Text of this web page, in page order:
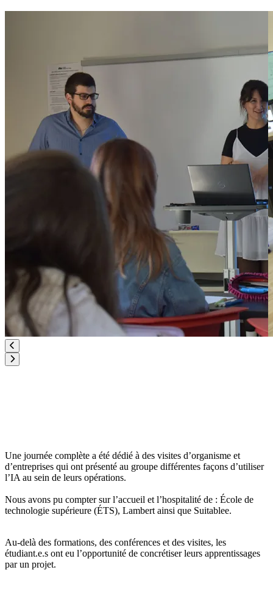
Une journée complète a été dédié à des visites d’organisme et
d’entreprises qui ont présenté au groupe différentes façons d’utiliser
l’IA au sein de leurs opérations.
Nous avons pu compter sur l’accueil et l’hospitalité de : École de
technologie supérieure (ÉTS), Lambert ainsi que Suitablee.
Au-delà des formations, des conférences et des visites, les
étudiant.e.s ont eu l’opportunité de concrétiser leurs apprentissages
par un projet.